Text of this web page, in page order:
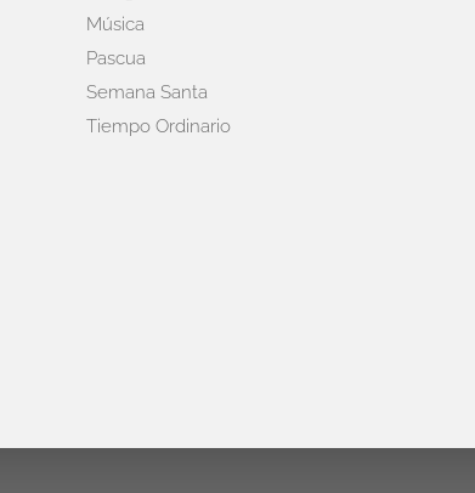
Música
Pascua
Semana Santa
Tiempo Ordinario